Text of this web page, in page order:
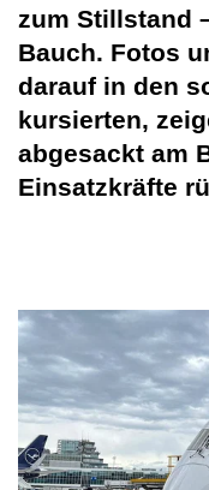
zum Stillstand
Bauch. Fotos
darauf in den
kursierten,
abgesackt am
Einsatzkräfte